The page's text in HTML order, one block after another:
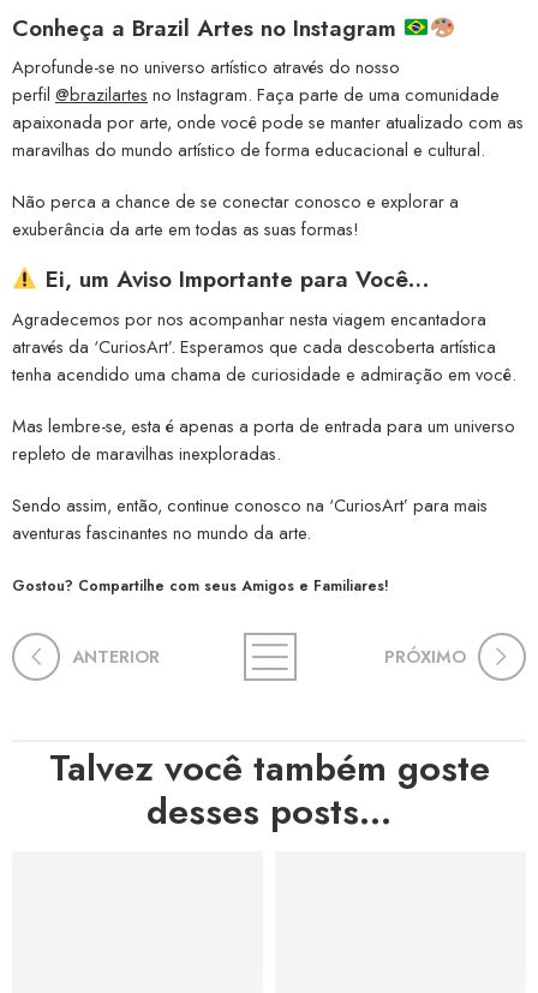
Conheça a Brazil Artes no Instagram
Aprofunde-se no universo artístico através do nosso
perfil @brazilartes no Instagram. Faça parte de uma comunidade
apaixonada por arte, onde você pode se manter atualizado com as
maravilhas do mundo artístico de forma educacional e cultural.
Não perca a chance de se conectar conosco e explorar a
exuberância da arte em todas as suas formas!
Ei, um Aviso Importante para Você…
Agradecemos por nos acompanhar nesta viagem encantadora
através da ‘CuriosArt’. Esperamos que cada descoberta artística
tenha acendido uma chama de curiosidade e admiração em você.
Mas lembre-se, esta é apenas a porta de entrada para um universo
repleto de maravilhas inexploradas.
Sendo assim, então, continue conosco na ‘CuriosArt’ para mais
aventuras fascinantes no mundo da arte.
Gostou? Compartilhe com seus Amigos e Familiares!
ANTERIOR PRÓXIMO
Talvez você também goste
desses posts...